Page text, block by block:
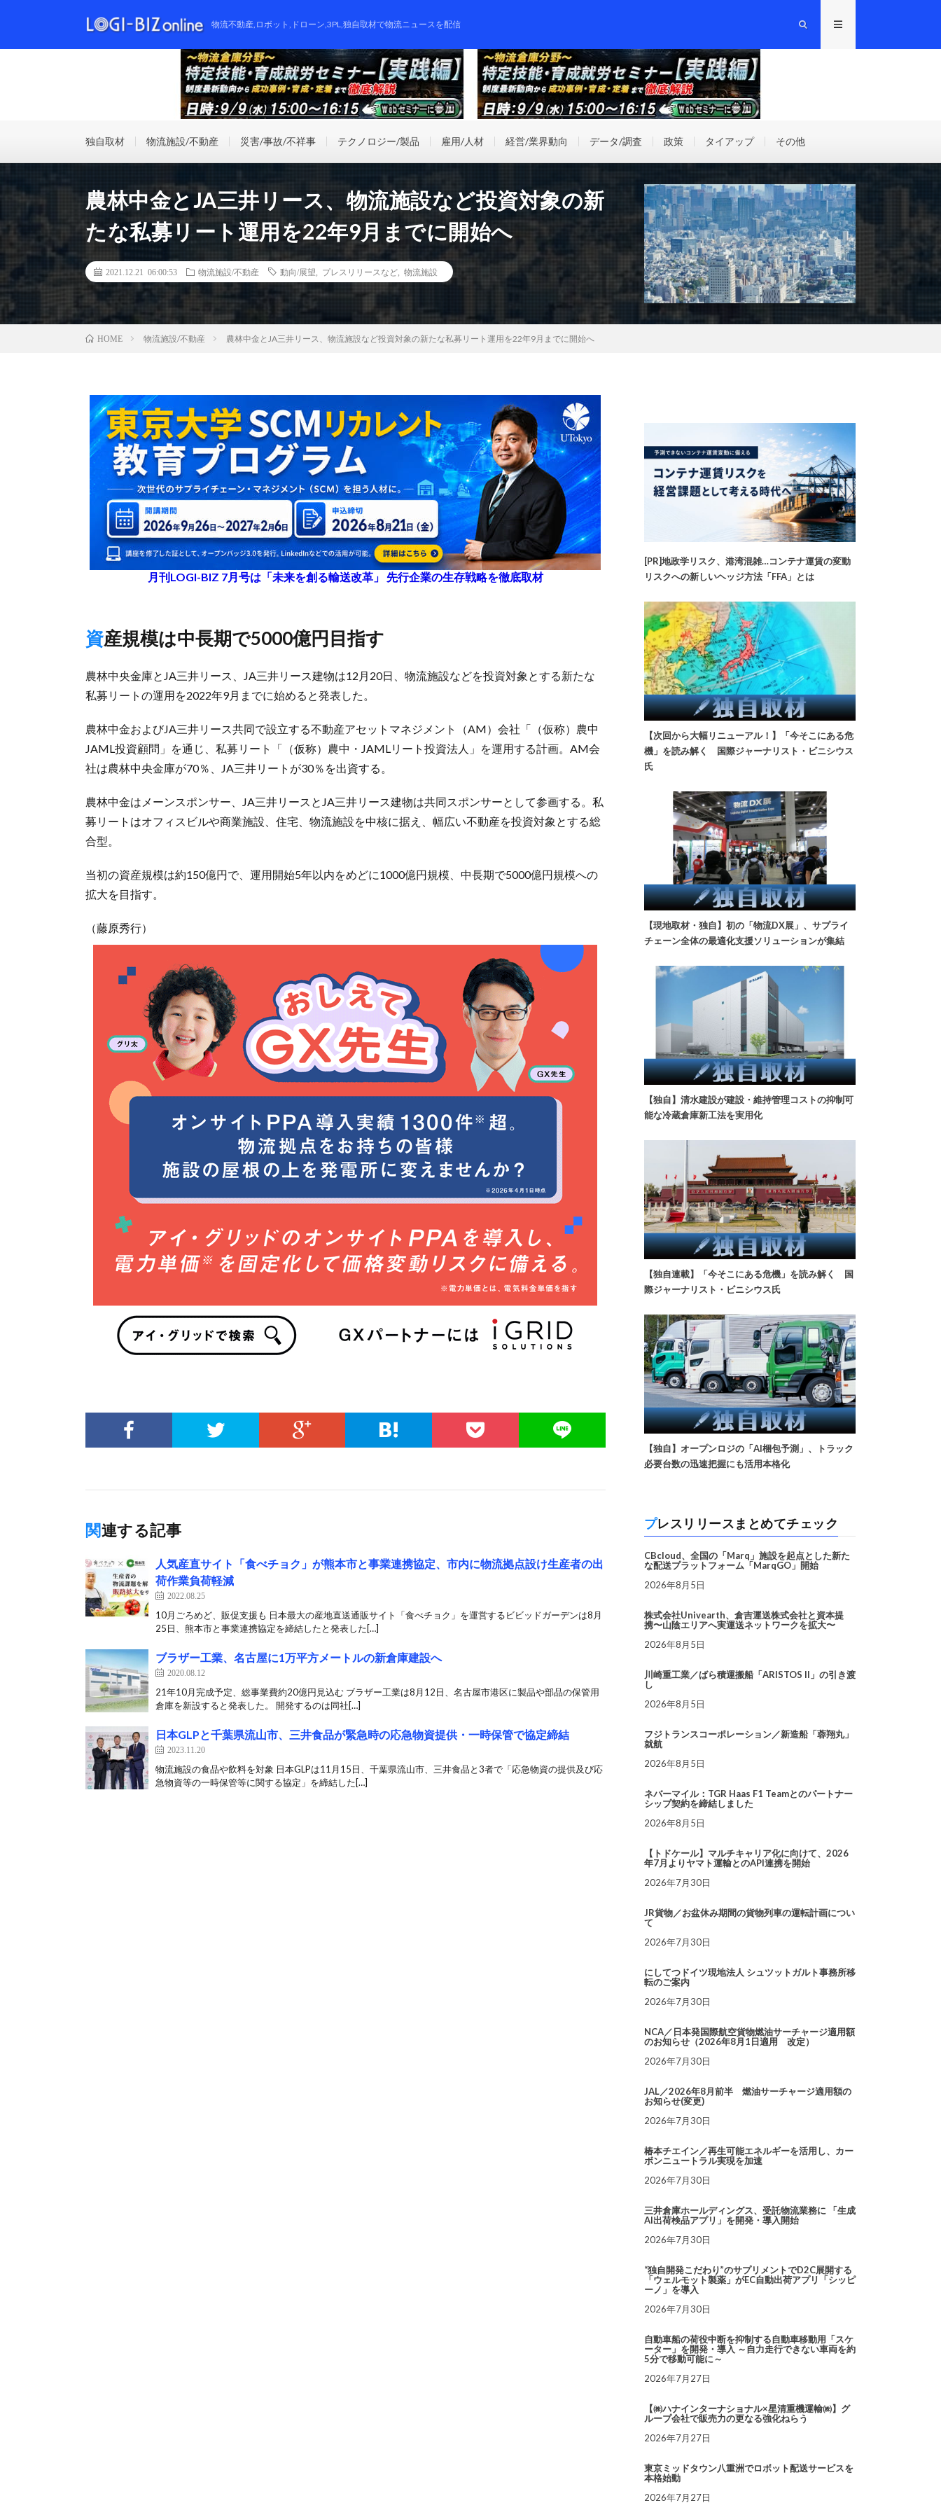
物流不動産,ロボット,ドローン,3PL,独自取材で物流ニュースを配信
独自取材 物流施設/不動産 災害/事故/不祥事 テクノロジー/製品 雇用/人材 経営/業界動向 データ/調査 政策 タイアップ その他
農林中金とJA三井リース、物流施設など投資対象の新
たな私募リート運用を22年9月までに開始へ
2021.12.21 06:00:53 物流施設/不動産 動向/展望 プレスリリースなど 物流施設
HOME 物流施設/不動産 農林中金とJA三井リース、物流施設など投資対象の新たな私募リート運用を22年9月までに開始へ
月刊LOGI-BIZ 7月号は「未来を創る輸送改革」 先行企業の生存戦略を徹底取材
資産規模は中長期で5000億円目指す
農林中央金庫とJA三井リース、JA三井リース建物は12月20日、物流施設などを投資対象とする新たな
私募リートの運用を2022年9月までに始めると発表した。
農林中金およびJA三井リース共同で設立する不動産アセットマネジメント（AM）会社「（仮称）農中
JAML投資顧問」を通じ、私募リート「（仮称）農中・JAMLリート投資法人」を運用する計画。AM会
社は農林中央金庫が70％、JA三井リートが30％を出資する。
農林中金はメーンスポンサー、JA三井リースとJA三井リース建物は共同スポンサーとして参画する。私
募リートはオフィスビルや商業施設、住宅、物流施設を中核に据え、幅広い不動産を投資対象とする総
合型。
当初の資産規模は約150億円で、運用開始5年以内をめどに1000億円規模、中長期で5000億円規模への
拡大を目指す。
（藤原秀行）
関連する記事
人気産直サイト「食べチョク」が熊本市と事業連携協定、市内に物流拠点設け生産者の出
荷作業負荷軽減
2022.08.25
10月ごろめど、販促支援も 日本最大の産地直送通販サイト「食べチョク」を運営するビビッドガーデンは8月
25日、熊本市と事業連携協定を締結したと発表した[…]
ブラザー工業、名古屋に1万平方メートルの新倉庫建設へ
2020.08.12
21年10月完成予定、総事業費約20億円見込む ブラザー工業は8月12日、名古屋市港区に製品や部品の保管用
倉庫を新設すると発表した。 開発するのは同社[…]
日本GLPと千葉県流山市、三井食品が緊急時の応急物資提供・一時保管で協定締結
2023.11.20
物流施設の食品や飲料を対象 日本GLPは11月15日、千葉県流山市、三井食品と3者で「応急物資の提供及び応
急物資等の一時保管等に関する協定」を締結した[…]
[PR]地政学リスク、港湾混雑…コンテナ運賃の変動
リスクへの新しいヘッジ方法「FFA」とは
【次回から大幅リニューアル！】「今そこにある危
機」を読み解く 国際ジャーナリスト・ビニシウス
氏
【現地取材・独自】初の「物流DX展」、サプライ
チェーン全体の最適化支援ソリューションが集結
【独自】清水建設が建設・維持管理コストの抑制可
能な冷蔵倉庫新工法を実用化
【独自連載】「今そこにある危機」を読み解く 国
際ジャーナリスト・ビニシウス氏
【独自】オープンロジの「AI梱包予測」、トラック
必要台数の迅速把握にも活用本格化
プレスリリースまとめてチェック
CBcloud、全国の「Marq」施設を起点とした新た
な配送プラットフォーム「MarqGO」開始
2026年8月5日
株式会社Univearth、倉吉運送株式会社と資本提
携〜山陰エリアへ実運送ネットワークを拡大〜
2026年8月5日
川崎重工業／ばら積運搬船「ARISTOS II」の引き渡
し
2026年8月5日
フジトランスコーポレーション／新造船「蓉翔丸」
就航
2026年8月5日
ネバーマイル：TGR Haas F1 Teamとのパートナー
シップ契約を締結しました
2026年8月5日
【トドケール】マルチキャリア化に向けて、2026
年7月よりヤマト運輸とのAPI連携を開始
2026年7月30日
JR貨物／お盆休み期間の貨物列車の運転計画につい
て
2026年7月30日
にしてつドイツ現地法人 シュツットガルト事務所移
転のご案内
2026年7月30日
NCA／日本発国際航空貨物燃油サーチャージ適用額
のお知らせ（2026年8月1日適用 改定）
2026年7月30日
JAL／2026年8月前半 燃油サーチャージ適用額の
お知らせ(変更)
2026年7月30日
椿本チエイン／再生可能エネルギーを活用し、カー
ボンニュートラル実現を加速
2026年7月30日
三井倉庫ホールディングス、受託物流業務に 「生成
AI出荷検品アプリ」を開発・導入開始
2026年7月30日
“独自開発こだわり”のサプリメントでD2C展開する
「ウェルモット製薬」がEC自動出荷アプリ「シッピ
ーノ」を導入
2026年7月30日
自動車船の荷役中断を抑制する自動車移動用「スケ
ーター」を開発・導入 ～自力走行できない車両を約
5分で移動可能に～
2026年7月27日
【㈱ハナインターナショナル×星清重機運輸㈱】グ
ループ会社で販売力の更なる強化ねらう
2026年7月27日
東京ミッドタウン八重洲でロボット配送サービスを
本格始動
2026年7月27日